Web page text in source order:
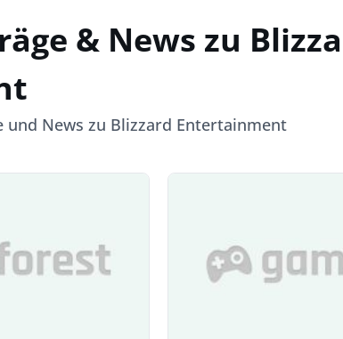
& News zu
News zu Blizzard Entertainment